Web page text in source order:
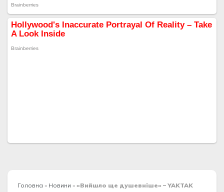
Головна » Новини » «Вийшло ще душевніше» – YAKTAK